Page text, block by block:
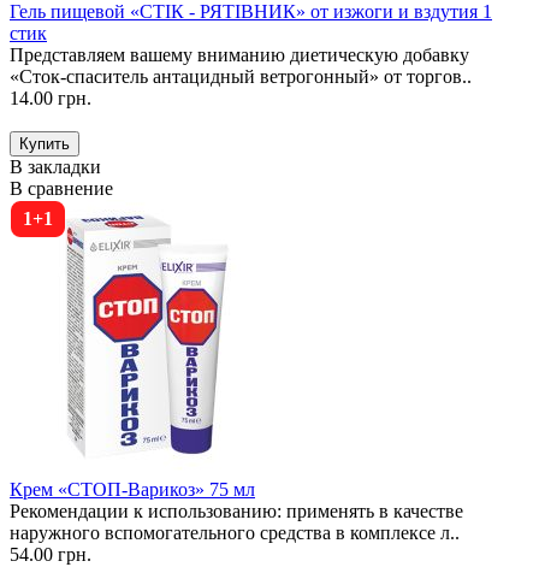
Гель пищевой «СТІК - РЯТІВНИК» от изжоги и вздутия 1
стик
Представляем вашему вниманию диетическую добавку
«Сток-спаситель антацидный ветрогонный» от торгов..
14.00 грн.
В закладки
В сравнение
1+1
Крем «СТОП-Варикоз» 75 мл
Рекомендации к использованию: применять в качестве
наружного вспомогательного средства в комплексе л..
54.00 грн.